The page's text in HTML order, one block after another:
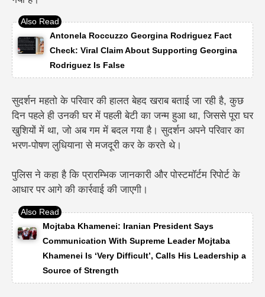
Antonela Roccuzzo Georgina Rodriguez Fact
Check: Viral Claim About Supporting Georgina
Rodriguez Is False
सुदर्शन महतो के परिवार की हालत बेहद खराब बताई जा रही है, कुछ
दिन पहले ही उनकी घर में पहली बेटी का जन्म हुआ था, जिससे पूरा घर
खुशियों में था, जो अब गम में बदल गया है। सुदर्शन अपने परिवार का
भरण-पोषण लुधियाना से मजदूरी कर के करते थे।
पुलिस ने कहा है कि प्रारम्भिक जानकारी और पोस्टमॉर्टम रिपोर्ट के
आधार पर आगे की कार्रवाई की जाएगी।
Mojtaba Khamenei: Iranian President Says
Communication With Supreme Leader Mojtaba
Khamenei Is ‘Very Difficult’, Calls His Leadership a
Source of Strength